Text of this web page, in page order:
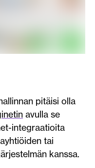
pitäisi olla
avulla se
integraatioita
tai
kanssa.